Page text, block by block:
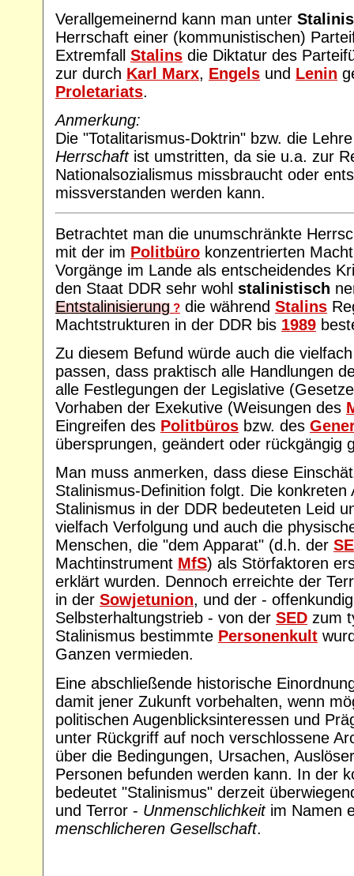
Verallgemeinernd kann man unter
Herrschaft einer (kommunistischen)
Extremfall Stalins die Diktatur des
zur durch Karl Marx, Engels und Lenin
Proletariats.
Anmerkung:
Die "Totalitarismus-Doktrin" bzw. die
Herrschaftist umstritten, da sie u.a. zur
Nationalsozialismus missbraucht oder
missverstanden werden kann.
Betrachtet man die unumschränkte
mit der im Politbüro konzentrierten
Vorgänge im Lande als entscheidendes
den Staat DDR sehr wohl stalinistisch
Entstalinisierung ? die während Stalins
Machtstrukturen in der DDR bis 1989
Zu diesem Befund würde auch die
passen, dass praktisch alle Handlungen
alle Festlegungen der Legislative
Vorhaben der Exekutive (Weisungen des
Eingreifen des Politbüros bzw. des
übersprungen, geändert oder rückgängig
Man muss anmerken, dass diese
Stalinismus-Definition folgt. Die konkreten
Stalinismus in der DDR bedeuteten Leid
vielfach Verfolgung und auch die
Menschen, die "dem Apparat" (d.h. der
Machtinstrument MfS) als Störfaktoren
erklärt wurden. Dennoch erreichte der
in der Sowjetunion, und der -
Selbsterhaltungstrieb - von der SED zum
Stalinismus bestimmte Personenkult
Ganzen vermieden.
Eine abschließende historische
damit jener Zukunft vorbehalten, wenn
politischen Augenblicksinteressen und
unter Rückgriff auf noch verschlossene
über die Bedingungen, Ursachen,
Personen befunden werden kann. In der
bedeutet "Stalinismus" derzeit
und Terror - Unmenschlichkeitim Namen
menschlicheren Gesellschaft.